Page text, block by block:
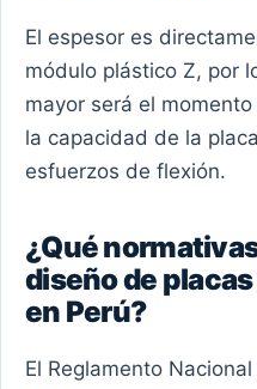
El espesor es
módulo plástico Z, por
mayor será el
la capacidad de la
esfuerzos de flexión.
¿Qué
diseño de
en Perú?
El Reglamento